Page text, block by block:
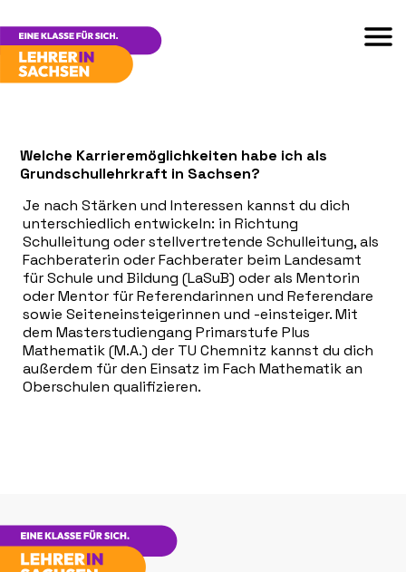
Welche Karrieremöglichkeiten habe ich als
Grundschullehrkraft in Sachsen?
Je nach Stärken und Interessen kannst du dich
unterschiedlich entwickeln: in Richtung
Schulleitung oder stellvertretende Schulleitung, als
Fachberaterin oder Fachberater beim Landesamt
für Schule und Bildung (LaSuB) oder als Mentorin
oder Mentor für Referendarinnen und Referendare
sowie Seiteneinsteigerinnen und -einsteiger. Mit
dem Masterstudiengang Primarstufe Plus
Mathematik (M.A.) der TU Chemnitz kannst du dich
außerdem für den Einsatz im Fach Mathematik an
Oberschulen qualifizieren.